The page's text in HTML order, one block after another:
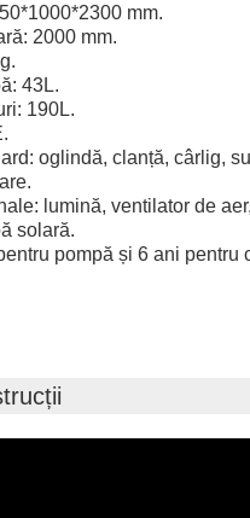
mm.
2000 mm.
43L.
190L.
oglindă, clanță, cârlig,
lumină, ventilator de
solară.
pompă și 6 ani pentru